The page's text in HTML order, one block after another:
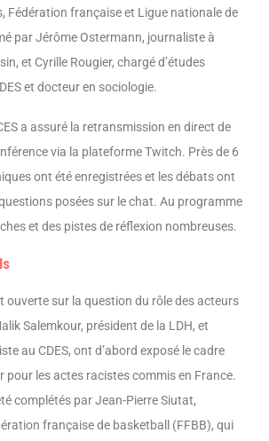
Fédération française et Ligue nationale de
par Jérôme Ostermann, journaliste à
et Cyrille Rougier, chargé d’études
et docteur en sociologie.
a assuré la retransmission en direct de
via la plateforme Twitch. Près de 6
ont été enregistrées et les débats ont
posées sur le chat. Au programme
et des pistes de réflexion nombreuses.
ouverte sur la question du rôle des acteurs
Salemkour, président de la LDH, et
au CDES, ont d’abord exposé le cadre
pour les actes racistes commis en France.
complétés par Jean-Pierre Siutat,
française de basketball (FFBB), qui